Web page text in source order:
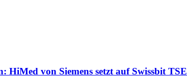
HiMed von Siemens setzt auf Swissbit TSE